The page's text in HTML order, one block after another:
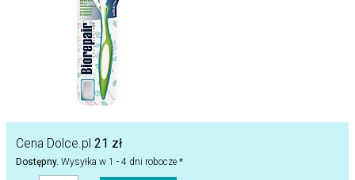
Cena Dolce.pl 21 zł
Dostępny. Wysyłka w 1 - 4 dni robocze *